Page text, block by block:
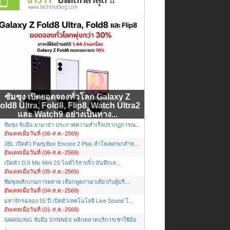
ซัมซุง เปิดยอดจองทั่วโลก Galaxy Z
Ultra, Fold8, Flip8, Watch Ultra2
และ Watch9 อย่างเป็นทาง...
ซัมซุง จับมือ ยามาฮ่า ประกาศความสำเร็จปรากฏการณ...
อัพเดทเมื่อวันที่ (06-ส.ค.-2569)
JBL เปิดตัว PartyBox Encore 2 Plus ลำโพงพกพาสำห...
อัพเดทเมื่อวันที่ (06-ส.ค.-2569)
เปิดตัว DJI Mic Mini 2S ไมค์ไร้สายจิ๋ว บันทึกเส...
อัพเดทเมื่อวันที่ (05-ส.ค.-2569)
ซัมซุงพลิกเกมการตลาด เลือกพูดภาษาเดียวกับผู้บริ...
อัพเดทเมื่อวันที่ (04-ส.ค.-2569)
มหาจักรฉลอง 55 ปี เปิดตัวเทคโนโลยี Live Sound ใ...
อัพเดทเมื่อวันที่ (01-ส.ค.-2569)
SAMSUNG จับมือ SYNNEX พลิกตลาดบริการเช่าใช้มือ